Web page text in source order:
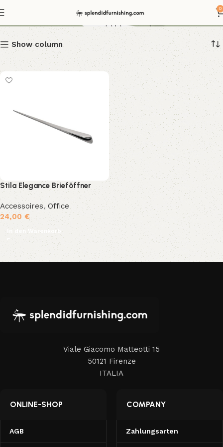
0
Alessi Brieföffner
Show column
Stila Elegance Brieföffner
Accessoires, Office
24,00 €
In den Warenkorb
Viale Giacomo Matteotti 15
50121 Firenze
ITALIA
ONLINE-SHOP
AGB
COMPANY
Zahlungsarten